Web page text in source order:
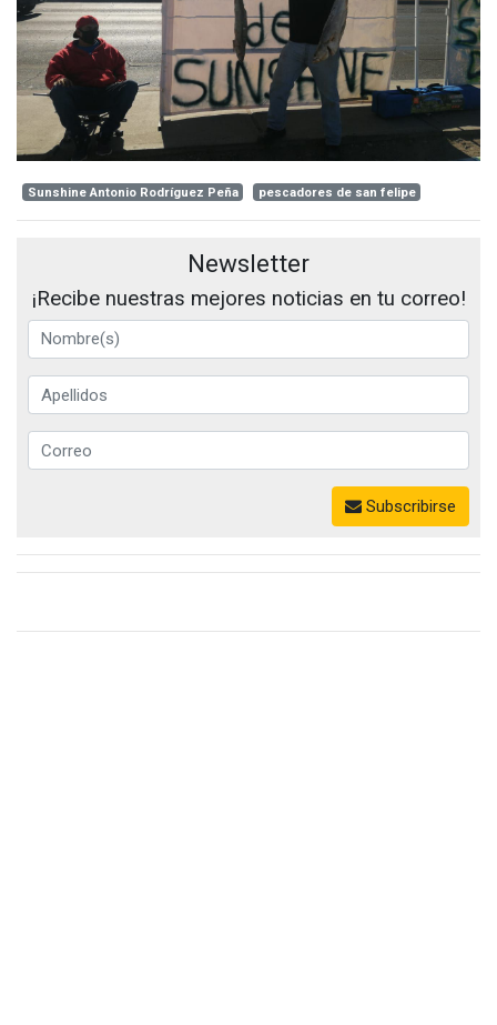
Sunshine Antonio Rodríguez Peña pescadores de san felipe
Newsletter
¡Recibe nuestras mejores noticias en tu correo!
Subscribirse